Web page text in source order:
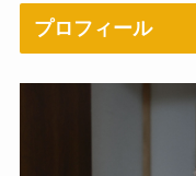
プロフィール